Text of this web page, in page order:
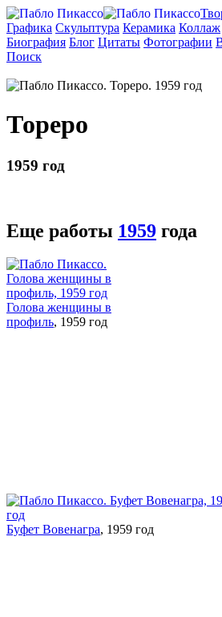
Графика Скульптура Керамика Коллаж
Биография Блог Цитаты Фотографии
Поиск
Тореро
1959 год
Еще работы 1959 года
Голова женщины в
профиль, 1959 год
Буфет Вовенагра, 1959 год